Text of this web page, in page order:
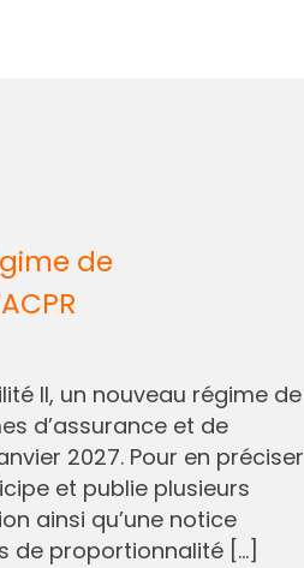
de
II, un nouveau régime de
d’assurance et de
2027. Pour en préciser
et publie plusieurs
ainsi qu’une notice
de proportionnalité […]